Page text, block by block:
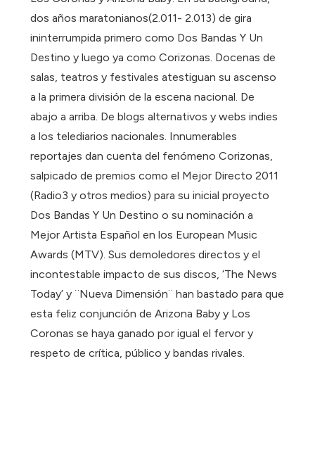
dos años maratonianos(2.011- 2.013) de gira
ininterrumpida primero como Dos Bandas Y Un
Destino y luego ya como Corizonas. Docenas de
salas, teatros y festivales atestiguan su ascenso
a la primera división de la escena nacional. De
abajo a arriba. De blogs alternativos y webs indies
a los telediarios nacionales. Innumerables
reportajes dan cuenta del fenómeno Corizonas,
salpicado de premios como el Mejor Directo 2011
(Radio3 y otros medios) para su inicial proyecto
Dos Bandas Y Un Destino o su nominación a
Mejor Artista Español en los European Music
Awards (MTV). Sus demoledores directos y el
incontestable impacto de sus discos, ‘The News
Today’ y ¨Nueva Dimensión¨ han bastado para que
esta feliz conjunción de Arizona Baby y Los
Coronas se haya ganado por igual el fervor y
respeto de crítica, público y bandas rivales.